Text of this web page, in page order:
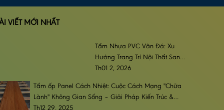
VIẾT MỚI NHẤT
Tấm Nhựa PVC Vân Đá: Xu
Hướng Trang Trí Nội Thất Sang
Trọng, Đẳng Cấp & Bền Bỉ
Th01 2, 2026
Tấm ốp Panel Cách Nhiệt: Cuộc Cách Mạng "Chữa
Lành" Không Gian Sống – Giải Pháp Kiến Trúc &